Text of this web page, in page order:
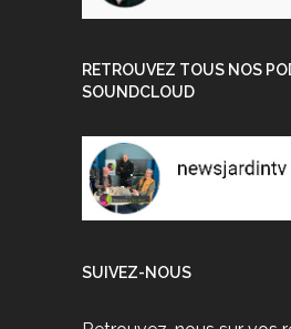
RETROUVEZ TOUS NOS
SOUNDCLOUD
SUIVEZ-NOUS